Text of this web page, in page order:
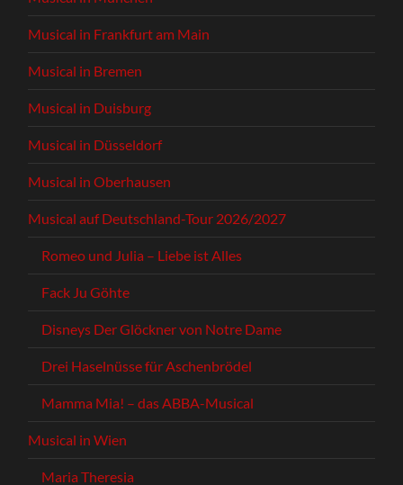
Musical in Frankfurt am Main
Musical in Bremen
Musical in Duisburg
Musical in Düsseldorf
Musical in Oberhausen
Musical auf Deutschland-Tour 2026/2027
Romeo und Julia – Liebe ist Alles
Fack Ju Göhte
Disneys Der Glöckner von Notre Dame
Drei Haselnüsse für Aschenbrödel
Mamma Mia! – das ABBA-Musical
Musical in Wien
Maria Theresia